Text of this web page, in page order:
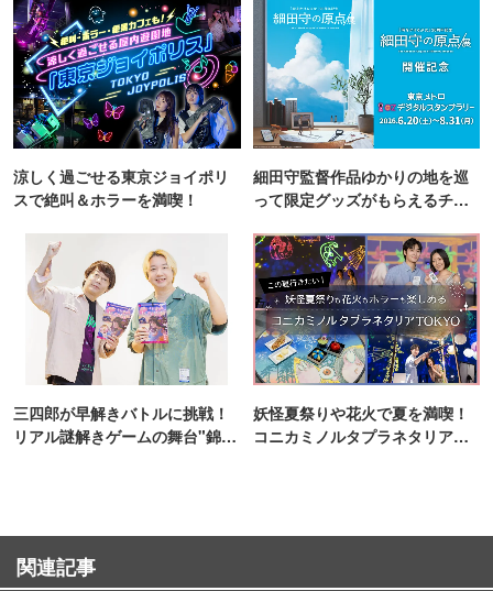
涼しく過ごせる東京ジョイポリ
スで絶叫＆ホラーを満喫！
細田守監督作品ゆかりの地を巡
って限定グッズがもらえるチャ
三四郎が早解きバトルに挑戦！
リアル謎解きゲームの舞台"錦糸
妖怪夏祭りや花火で夏を満喫！
コニカミノルタプラネタリア
関連記事